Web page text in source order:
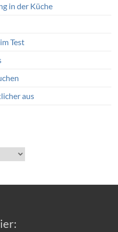
in der Küche
Test
aus